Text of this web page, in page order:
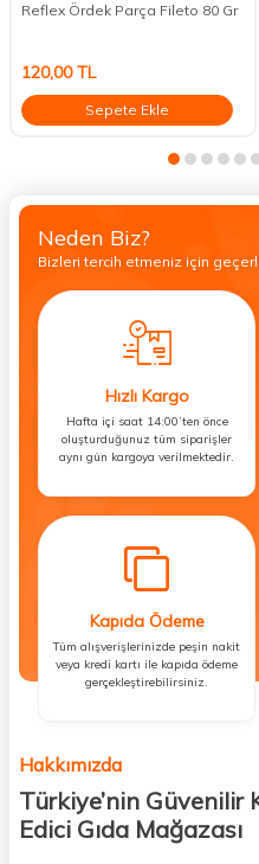
Reflex Ördek Parça Fileto 80 Gr
120,00TL
Sepete Ekle
Neden Biz?
Bizleri tercih etmeniz için
Hızlı Kargo
Hafta içi saat 14:00’ten önce
oluşturduğunuz tüm siparişler
aynı gün kargoya verilmektedir.
Kapıda Ödeme
Tüm alışverişlerinizde peşin nakit
veya kredi kartı ile kapıda ödeme
gerçekleştirebilirsiniz.
Hakkımızda
Türkiye’nin
Edici Gıda Mağazası